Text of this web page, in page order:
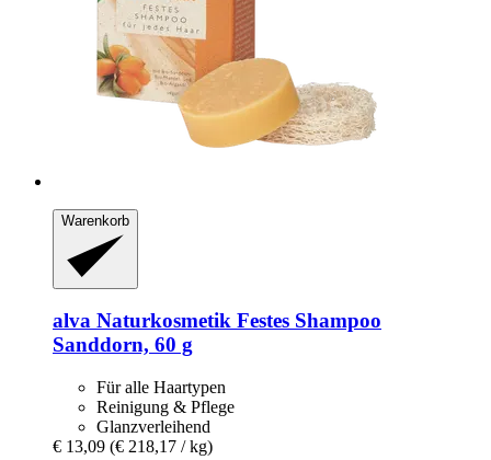
Warenkorb
alva Naturkosmetik Festes Shampoo
Sanddorn, 60 g
Für alle Haartypen
Reinigung & Pflege
Glanzverleihend
€ 13,09 (€ 218,17 / kg)